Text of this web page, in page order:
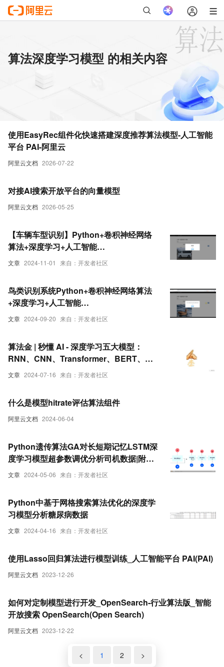
算法深度学习模型 的相关内容
阿里云文档 2026-07-22
使用EasyRec组件化快速搭建深度推荐算法模型-人工智能
平台 PAI-阿里云
阿里云文档 2026-05-25
对接AI搜索开放平台的向量模型
文章 2024-11-01 来自：开发者社区
【车辆车型识别】Python+卷积神经网络
算法+深度学习+人工智能
+TensorFlow+算法模型
文章 2024-09-20 来自：开发者社区
鸟类识别系统Python+卷积神经网络算法
+深度学习+人工智能
+TensorFlow+ResNet50算法模型+图像
文章 2024-07-16 来自：开发者社区
算法金 | 秒懂 AI - 深度学习五大模型：
RNN、CNN、Transformer、BERT、
GPT 简介
阿里云文档 2024-06-04
什么是模型hitrate评估算法组件
文章 2024-05-06 来自：开发者社区
Python遗传算法GA对长短期记忆LSTM深
度学习模型超参数调优分析司机数据|附数
据代码
文章 2024-04-16 来自：开发者社区
Python中基于网格搜索算法优化的深度学
习模型分析糖尿病数据
阿里云文档 2023-12-26
使用Lasso回归算法进行模型训练_人工智能平台 PAI(PAI)
阿里云文档 2023-12-22
如何对定制模型进行开发_OpenSearch-行业算法版_智能
开放搜索 OpenSearch(Open Search)
< 1 2 >